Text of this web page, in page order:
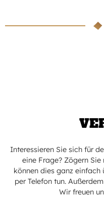
Interessieren Sie sich für
eine Frage? Zögern
können dies ganz
per Telefon tun.
Wir freuen